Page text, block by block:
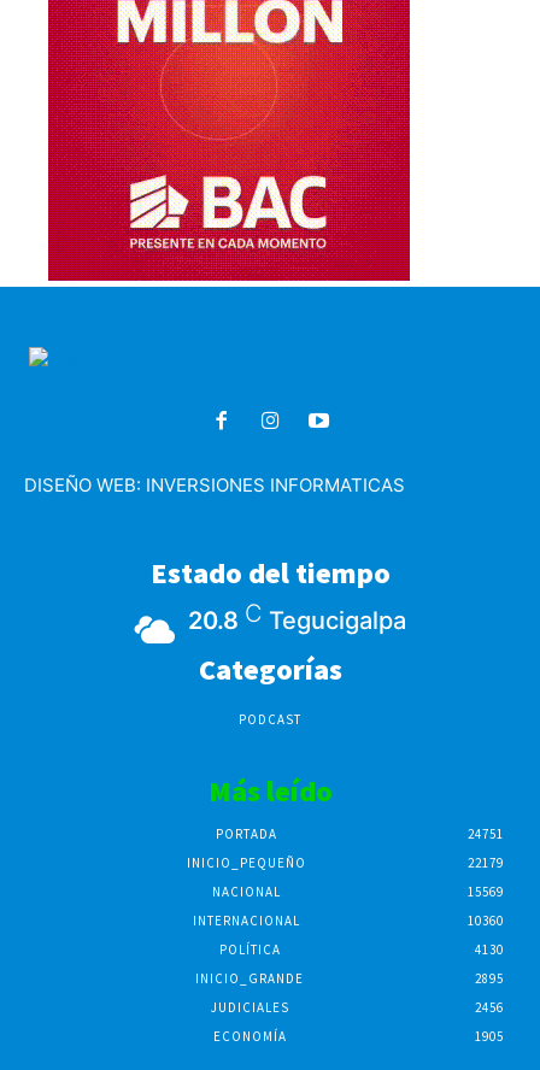
DISEÑO WEB: INVERSIONES INFORMATICAS
Estado del tiempo
20.8 C Tegucigalpa
Categorías
PODCAST
Más leído
PORTADA
24751
INICIO_PEQUEÑO
22179
NACIONAL
15569
INTERNACIONAL
10360
POLÍTICA
4130
INICIO_GRANDE
2895
JUDICIALES
2456
ECONOMÍA
1905